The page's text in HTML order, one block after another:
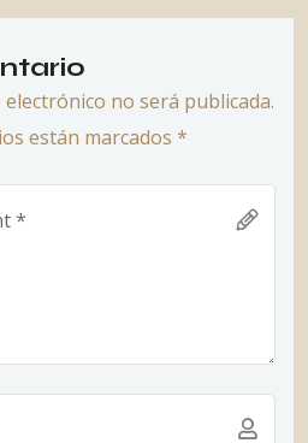
no será publicada.
están marcados *